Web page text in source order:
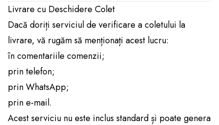
Livrare cu Deschidere Colet
Dacă doriți serviciul de verificare a coletului la
livrare, vă rugăm să menționați acest lucru:
în comentariile comenzii;
prin telefon;
prin WhatsApp;
prin e-mail.
Acest serviciu nu este inclus standard și poate genera